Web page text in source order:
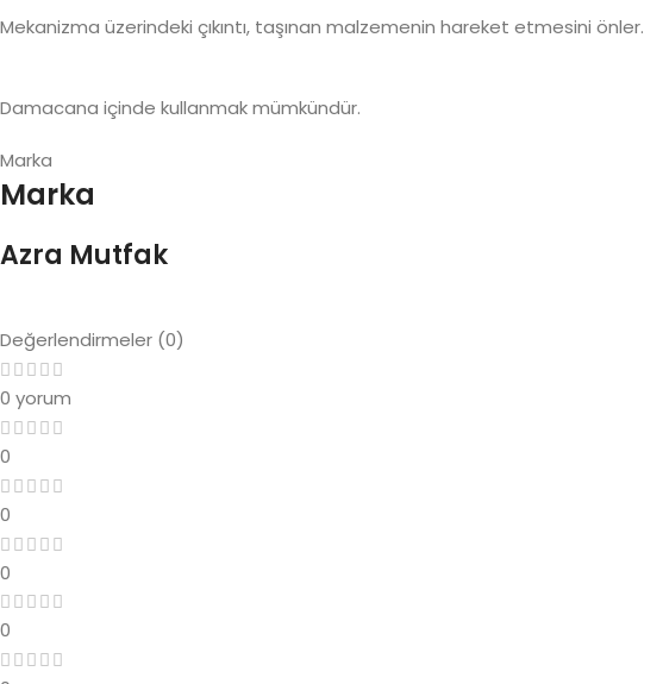
Mekanizma üzerindeki çıkıntı, taşınan malzemenin hareket etmesini önler.
Damacana içinde kullanmak mümkündür.
Marka
Marka
Azra Mutfak
Değerlendirmeler (0)
0 yorum
0
0
0
0